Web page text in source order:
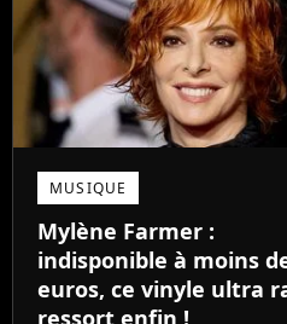
MUSIQUE
Mylène Farmer :
indisponible à moins
euros, ce vinyle ultra